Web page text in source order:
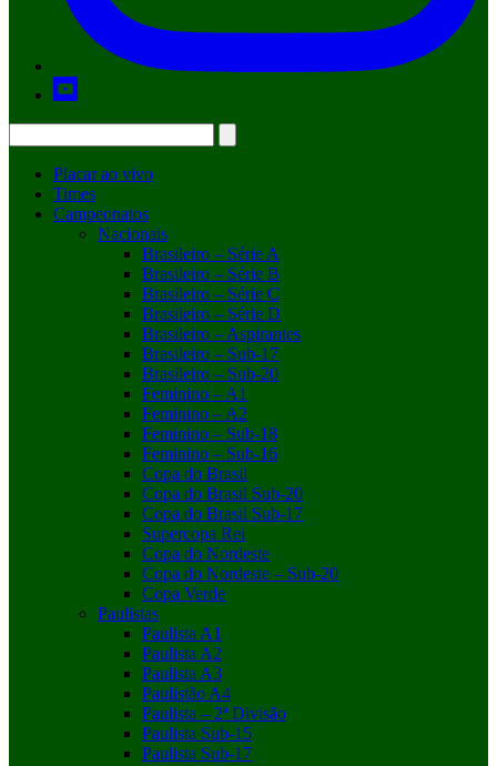
Placar ao vivo
Times
Campeonatos
Nacionais
Brasileiro – Série A
Brasileiro – Série B
Brasileiro – Série C
Brasileiro – Série D
Brasileiro – Aspirantes
Brasileiro – Sub-17
Brasileiro – Sub-20
Feminino – A1
Feminino – A2
Feminino – Sub-18
Feminino – Sub-16
Copa do Brasil
Copa do Brasil Sub-20
Copa do Brasil Sub-17
Supercopa Rei
Copa do Nordeste
Copa do Nordeste – Sub-20
Copa Verde
Paulistas
Paulista A1
Paulista A2
Paulista A3
Paulistão A4
Paulista – 2ª Divisão
Paulista Sub-15
Paulista Sub-17